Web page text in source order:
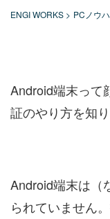
ENGI WORKS > PCノウ
Android端末って
証のやり方を知
Android端末は（
られていません